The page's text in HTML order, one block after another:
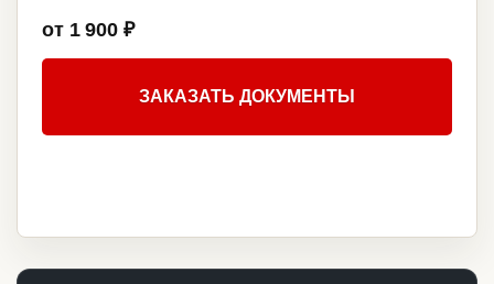
от 1 900 ₽
ЗАКАЗАТЬ ДОКУМЕНТЫ